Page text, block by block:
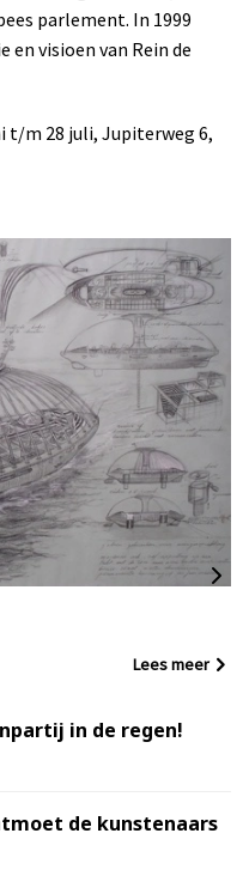
parlement. In 1999
en visioen van Rein de
t/m 28 juli, Jupiterweg 6,
Lees meer
in de regen!
de kunstenaars